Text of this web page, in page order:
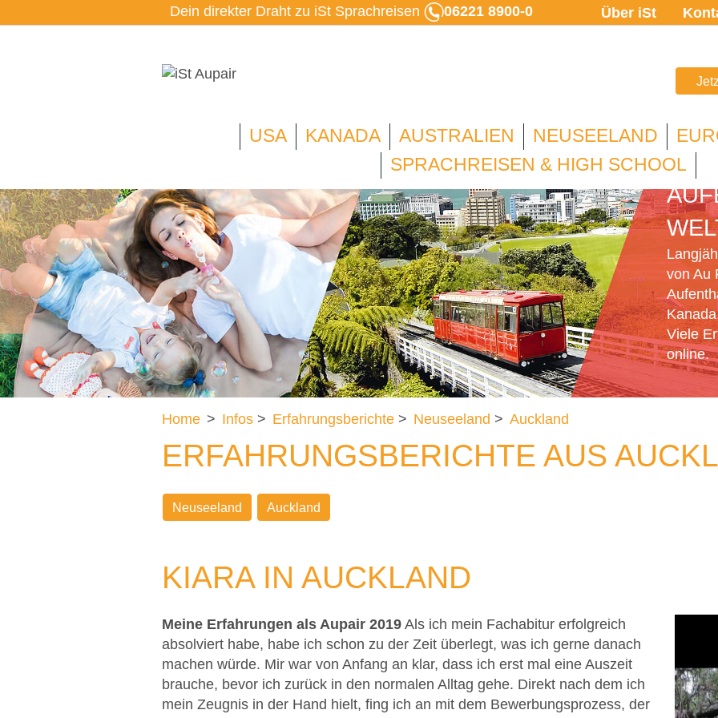
Dein direkter Draht zu iSt Sprachreisen 06221 8900-0 Über iSt
USA KANADA AUSTRALIEN NEUSEELAND
SPRACHREISEN & HIGH SCHOOL
AU
von Au
Viele
online.
Home > Infos > Erfahrungsberichte > Neuseeland > Auckland
ERFAHRUNGSBERICHTE AUS
Neuseeland Auckland
KIARA IN AUCKLAND
Meine Erfahrungen als Aupair 2019 Als ich mein Fachabitur erfolgreich
absolviert habe, habe ich schon zu der Zeit überlegt, was ich gerne danach
machen würde. Mir war von Anfang an klar, dass ich erst mal eine Auszeit
brauche, bevor ich zurück in den normalen Alltag gehe. Direkt nach dem ich
mein Zeugnis in der Hand hielt, fing ich an mit dem Bewerbungsprozess, der